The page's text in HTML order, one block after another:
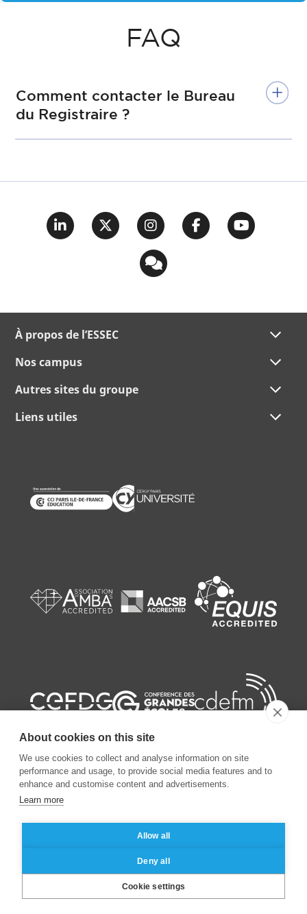
Brochure | Candidater | Contact
FAQ
Comment contacter le Bureau
du Registraire ?
À propos de l’ESSEC
Nos campus
Autres sites du groupe
Liens utiles
©2026ESSEC Business School
Protection des données personnelles
About cookies on this site
We use cookies to collect and analyse information on site
performance and usage, to provide social media features and to
enhance and customise content and advertisements.
Learn more
Allow all
Deny all
Cookie settings